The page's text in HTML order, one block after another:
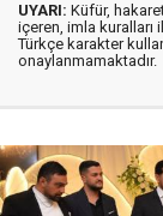
UYARI: Küfür,
içeren, imla kuralları
Türkçe karakter
onaylanmamaktadır.